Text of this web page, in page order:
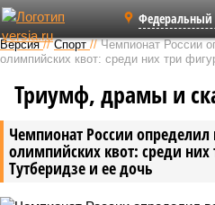
Федеральный
Версия //Спорт //Чемпионат России
олимпийских квот: среди них три
Чемпионат России
олимпийских квот: среди них
Тутберидзе и ее дочь
Триумф, драмы и